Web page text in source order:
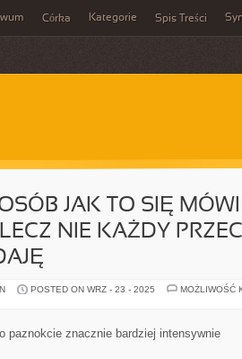
Córka Kategorie Spis Treści
JAK TO SIĘ
NIE KAŻDY
POSTED ON WRZ - 23 - 2025
MOŻLIWOŚĆ
paznokcie znacznie bardziej intensywnie